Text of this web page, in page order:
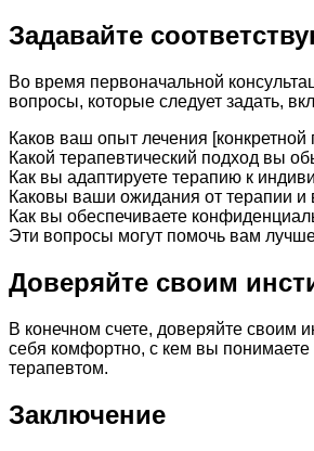
Задавайте
Во время первоначальной
вопросы, которые следует задать,
Каков ваш опыт лечения
Какой терапевтический подход вы
Как вы адаптируете терапию к
Каковы ваши ожидания от терапии и
Как вы обеспечиваете
Эти вопросы могут помочь вам
Доверяйте своим
В конечном счете, доверяйте своим
себя комфортно, с кем вы
терапевтом.
Заключение